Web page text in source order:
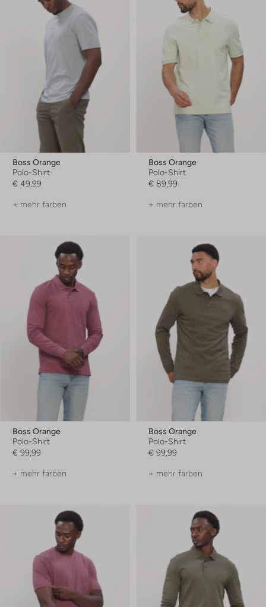
Boss Orange
Polo-Shirt
€ 49,99
+ mehr farben
Boss Orange
Polo-Shirt
€ 89,99
+ mehr farben
Boss Orange
Polo-Shirt
€ 99,99
+ mehr farben
Boss Orange
Polo-Shirt
€ 99,99
+ mehr farben